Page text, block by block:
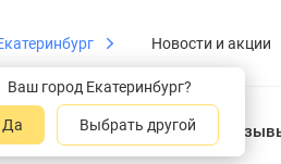
Ваш город Екатеринбург?
Да Выбрать другой
Новости и акции
О нас